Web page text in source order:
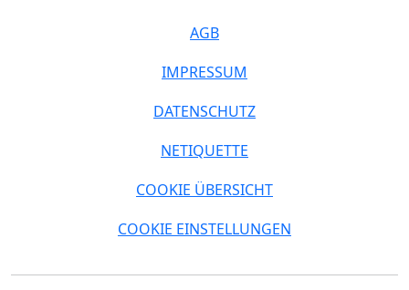
AGB
IMPRESSUM
DATENSCHUTZ
NETIQUETTE
COOKIE ÜBERSICHT
COOKIE EINSTELLUNGEN